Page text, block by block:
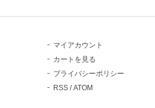
マイアカウント
カートを見る
プライバシーポリシー
RSS /ATOM